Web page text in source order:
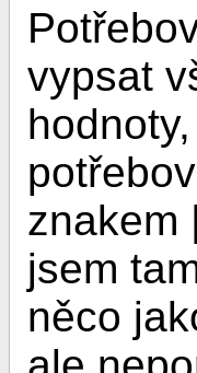
vypsat
znakem
jsem
něco